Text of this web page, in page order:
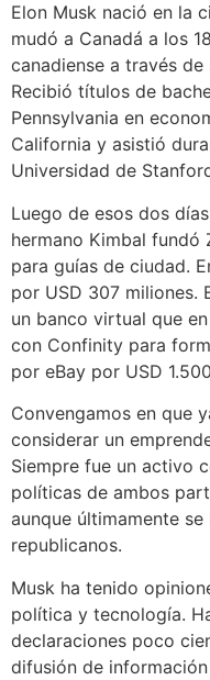
Elon Musk nació en la
mudó a Canadá a los
canadiense a través
Recibió títulos de
Pennsylvania en
California y asistió
Universidad de
Luego de esos dos
hermano Kimbal fundó
para guías de ciudad.
por USD 307 miliones.
un banco virtual que
con Confinity para
por eBay por USD
Convengamos en que
considerar un
Siempre fue un activo
políticas de ambos
aunque últimamente
republicanos.
Musk ha tenido
política y tecnología.
declaraciones poco
difusión de